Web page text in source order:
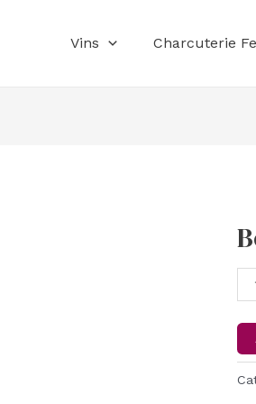
Vins Charcuterie